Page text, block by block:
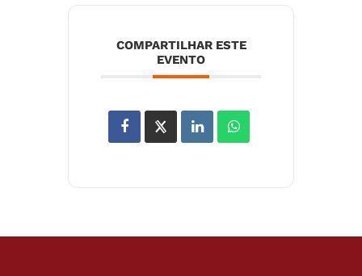
COMPARTILHAR ESTE
EVENTO